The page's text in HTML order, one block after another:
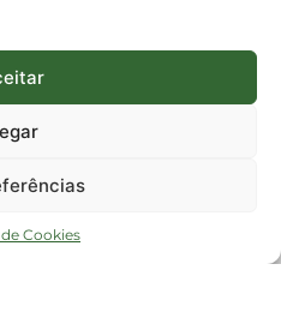
Cookies
Prestação de Contas
à Plataforma
3665-4831
/ Celta, 5° andar